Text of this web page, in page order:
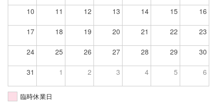
10 11 12 13 14 15 16
17 18 19 20 21 22 23
24 25 26 27 28 29 30
31 1 2 3 4 5 6
臨時休業日